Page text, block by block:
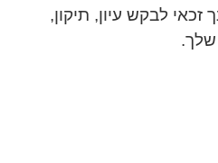
לבקש עיון, תיקון,
שלך.